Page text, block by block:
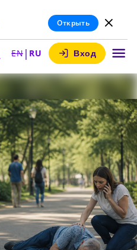
Открыть
EN| RU Вход